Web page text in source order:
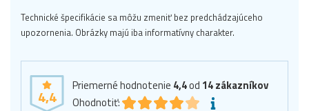
Technické špecifikácie sa môžu zmeniť bez predchádzajúceho
upozornenia. Obrázky majú iba informatívny charakter.
4,4
Priemerné hodnotenie 4,4od 14zákazníkov
Ohodnotiť: